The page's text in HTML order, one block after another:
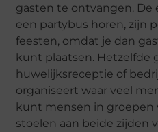
gasten te ontvangen. De
een partybus horen, zijn
feesten, omdat je dan
kunt plaatsen. Hetzelfde
huwelijksreceptie of
organiseert waar veel
kunt mensen in groepen
stoelen aan beide zijden